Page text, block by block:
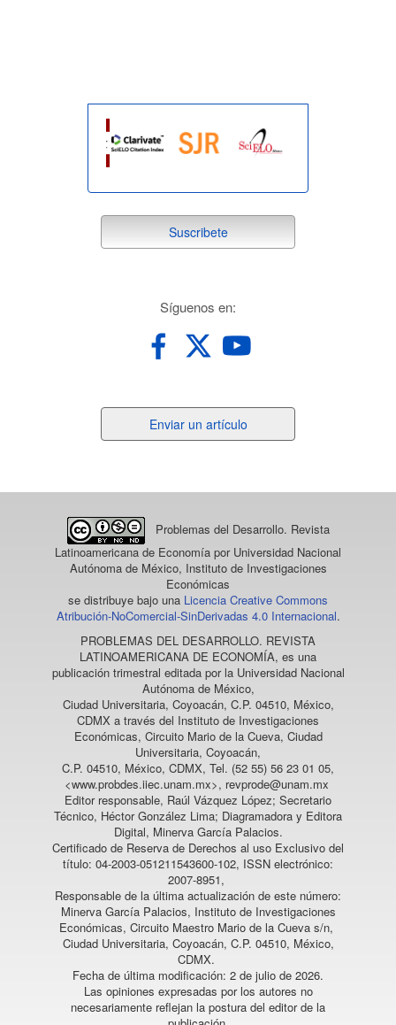
suscribete
Suscribete
Síguenos en:
un
Enviar un artículo
Problemas del Desarrollo. Revista
Latinoamericana de Economía por Universidad Nacional
Autónoma de México, Instituto de Investigaciones
Económicas
se distribuye bajo una Licencia Creative Commons
Atribución-NoComercial-SinDerivadas 4.0 Internacional.
PROBLEMAS DEL DESARROLLO. REVISTA
LATINOAMERICANA DE ECONOMÍA, es una
publicación trimestral editada por la Universidad Nacional
Autónoma de México,
Ciudad Universitaria, Coyoacán, C.P. 04510, México,
CDMX a través del Instituto de Investigaciones
Económicas, Circuito Mario de la Cueva, Ciudad
Universitaria, Coyoacán,
C.P. 04510, México, CDMX, Tel. (52 55) 56 23 01 05,
<www.probdes.iiec.unam.mx>, revprode@unam.mx
Editor responsable, Raúl Vázquez López; Secretario
Técnico, Héctor González Lima; Diagramadora y Editora
Digital, Minerva García Palacios.
Certificado de Reserva de Derechos al uso Exclusivo del
título: 04-2003-051211543600-102, ISSN electrónico:
2007-8951,
Responsable de la última actualización de este número:
Minerva García Palacios, Instituto de Investigaciones
Económicas, Circuito Maestro Mario de la Cueva s/n,
Ciudad Universitaria, Coyoacán, C.P. 04510, México,
CDMX.
Fecha de última modificación: 2 de julio de 2026.
Las opiniones expresadas por los autores no
necesariamente reflejan la postura del editor de la